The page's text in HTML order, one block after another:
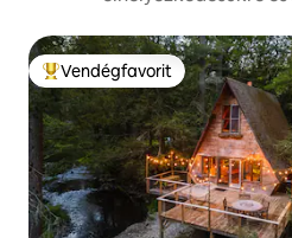
Kiemelt vendégfavorit
Vendégfavorit